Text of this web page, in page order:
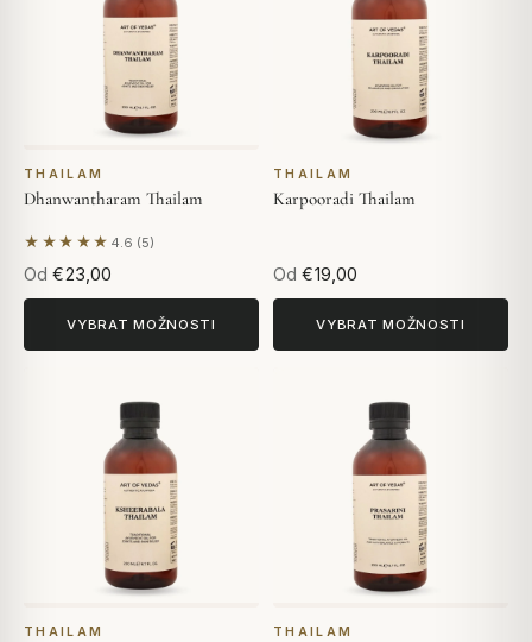
THAILAM
Dhanwantharam Thailam
★★★★★ 4.6 (5)
Na základě 5 hodnocení
Od €23,00
VYBRAT MOŽNOSTI
THAILAM
Karpooradi Thailam
Od €19,00
VYBRAT MOŽNOSTI
THAILAM THAILAM